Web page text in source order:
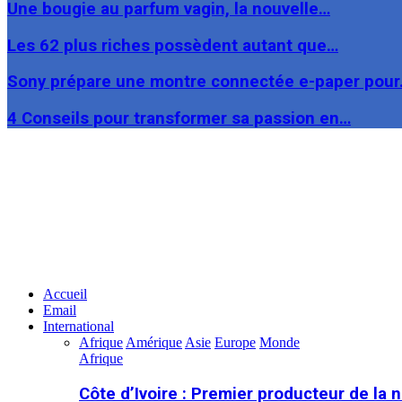
Une bougie au parfum vagin, la nouvelle…
Les 62 plus riches possèdent autant que…
Sony prépare une montre connectée e-paper
4 Conseils pour transformer sa passion en…
Accueil
Email
International
Afrique Amérique Asie Europe Monde
Afrique
Côte d’Ivoire : Premier producteur de la